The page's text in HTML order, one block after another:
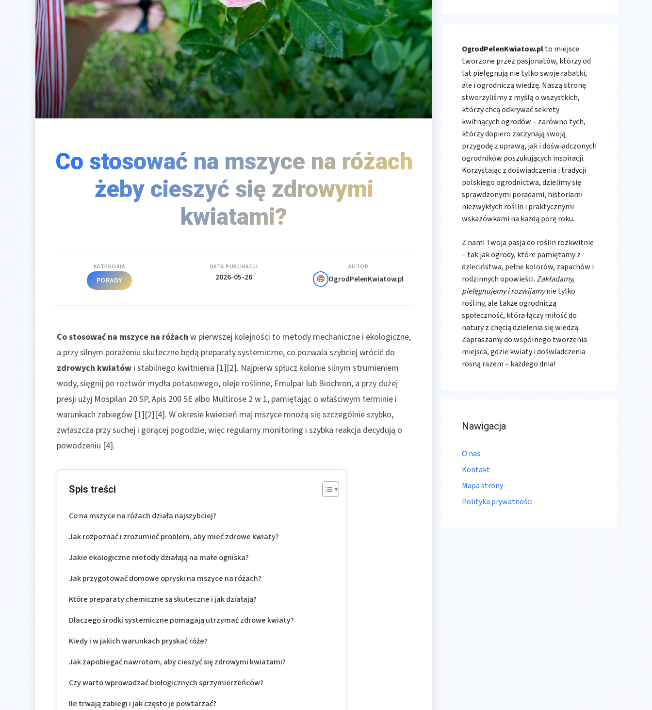
Co stosować na mszyce na różach
żeby cieszyć się zdrowymi
kwiatami?
KATEGORIA
PORADY
DATA PUBLIKACJI
2026-05-26
AUTOR
OgrodPelenKwiatow.pl
Co stosować na mszyce na różach w pierwszej kolejności to metody mechaniczne i ekologiczne,
a przy silnym porażeniu skuteczne będą preparaty systemiczne, co pozwala szybciej wrócić do
zdrowych kwiatów i stabilnego kwitnienia [1][2]. Najpierw spłucz kolonie silnym strumieniem
wody, sięgnij po roztwór mydła potasowego, oleje roślinne, Emulpar lub Biochron, a przy dużej
presji użyj Mospilan 20 SP, Apis 200 SE albo Multirose 2 w 1, pamiętając o właściwym terminie i
warunkach zabiegów [1][2][4]. W okresie kwiecień maj mszyce mnożą się szczególnie szybko,
zwłaszcza przy suchej i gorącej pogodzie, więc regularny monitoring i szybka reakcja decydują o
powodzeniu [4].
Spis treści
Co na mszyce na różach działa najszybciej?
Jak rozpoznać i zrozumieć problem, aby mieć zdrowe kwiaty?
Jakie ekologiczne metody działają na małe ogniska?
Jak przygotować domowe opryski na mszyce na różach?
Które preparaty chemiczne są skuteczne i jak działają?
Dlaczego środki systemiczne pomagają utrzymać zdrowe kwiaty?
Kiedy i w jakich warunkach pryskać róże?
Jak zapobiegać nawrotom, aby cieszyć się zdrowymi kwiatami?
Czy warto wprowadzać biologicznych sprzymierzeńców?
Ile trwają zabiegi i jak często je powtarzać?
OgrodPelenKwiatow.plto miejsce
tworzone przez pasjonatów, którzy od
lat pielęgnują nie tylko swoje rabatki,
ale i ogrodniczą wiedzę. Naszą stronę
stworzyliśmy z myślą o wszystkich,
którzy chcą odkrywać sekrety
kwitnących ogrodów – zarówno tych,
którzy dopiero zaczynają swoją
przygodę z uprawą, jak i doświadczonych
ogrodników poszukujących inspiracji.
Korzystając z doświadczenia i tradycji
polskiego ogrodnictwa, dzielimy się
sprawdzonymi poradami, historiami
niezwykłych roślin i praktycznymi
wskazówkami na każdą porę roku.
Z nami Twoja pasja do roślin rozkwitnie
– tak jak ogrody, które pamiętamy z
dzieciństwa, pełne kolorów, zapachów i
rodzinnych opowieści.Zakładamy,
pielęgnujemy i rozwijamynie tylko
rośliny, ale także ogrodniczą
społeczność, która łączy miłość do
natury z chęcią dzielenia się wiedzą.
Zapraszamy do wspólnego tworzenia
miejsca, gdzie kwiaty i doświadczenia
rosną razem – każdego dnia!
Nawigacja
O nas
Kontakt
Mapa strony
Polityka prywatności